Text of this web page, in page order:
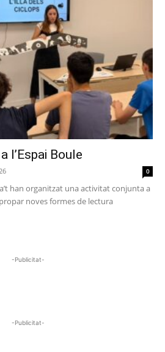
l’Espai Boule
0
han organitzat una activitat conjunta a
noves formes de lectura
-Publicitat-
-Publicitat-